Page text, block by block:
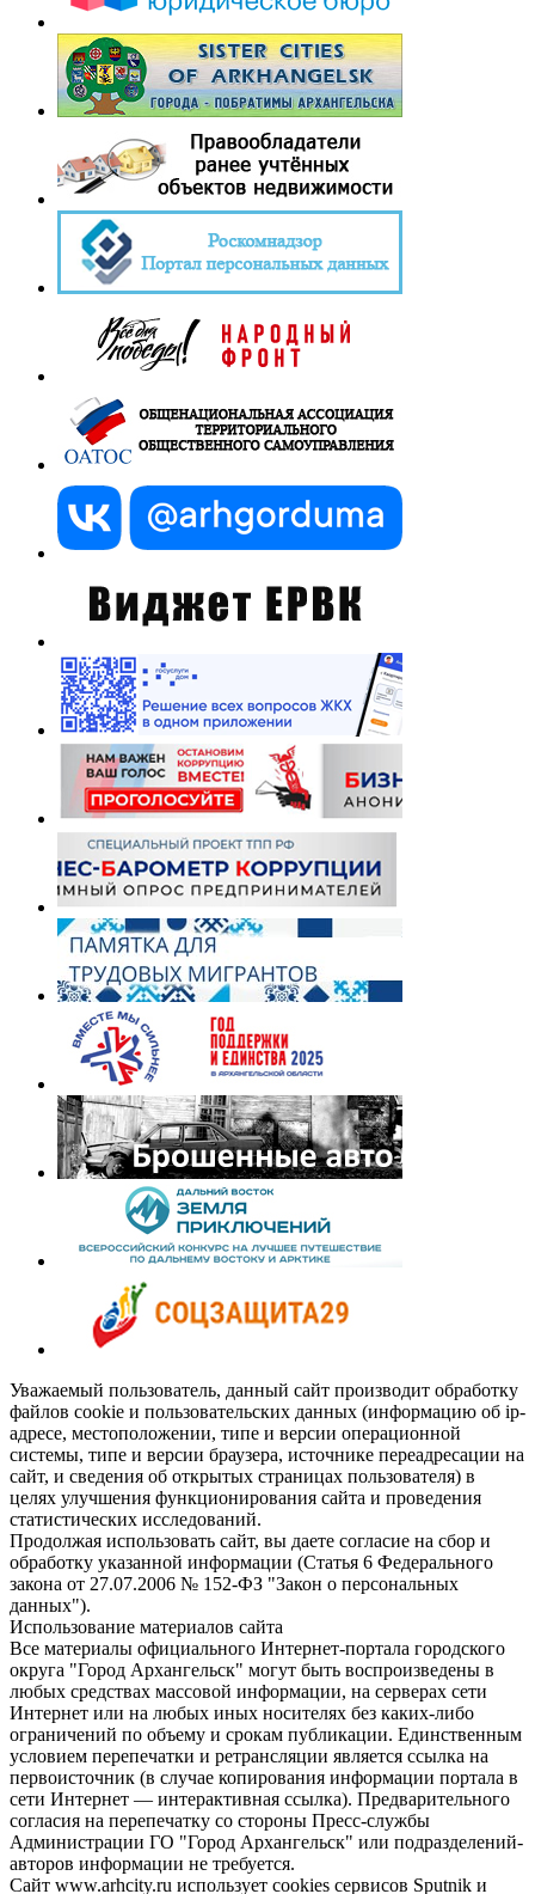
Уважаемый пользователь, данный сайт производит обработку
файлов cookie и пользовательских данных (информацию об ip-
адресе, местоположении, типе и версии операционной
системы, типе и версии браузера, источнике переадресации на
сайт, и сведения об открытых страницах пользователя) в
целях улучшения функционирования сайта и проведения
статистических исследований.
Продолжая использовать сайт, вы даете согласие на сбор и
обработку указанной информации (Статья 6 Федерального
закона от 27.07.2006 № 152-ФЗ "Закон о персональных
данных").
Использование материалов сайта
Все материалы официального Интернет-портала городского
округа "Город Архангельск" могут быть воспроизведены в
любых средствах массовой информации, на серверах сети
Интернет или на любых иных носителях без каких-либо
ограничений по объему и срокам публикации. Единственным
условием перепечатки и ретрансляции является ссылка на
первоисточник (в случае копирования информации портала в
сети Интернет — интерактивная ссылка). Предварительного
согласия на перепечатку со стороны Пресс-службы
Администрации ГО "Город Архангельск" или подразделений-
авторов информации не требуется.
Сайт www.arhcity.ru использует cookies сервисов Sputnik и